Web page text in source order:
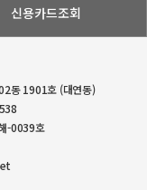
신용카드조회
동 1901호 (대연동)
-0039호